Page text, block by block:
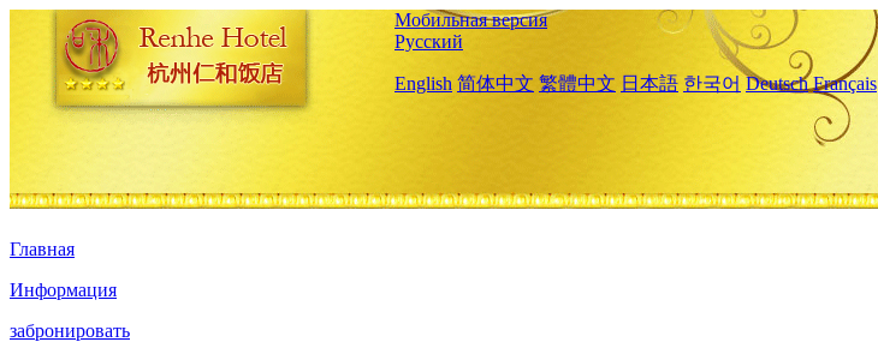
Мобильная версия
Русский
English 简体中文 繁體中文 日本語 한국어 Deutsch Français
Главная
Информация
забронировать